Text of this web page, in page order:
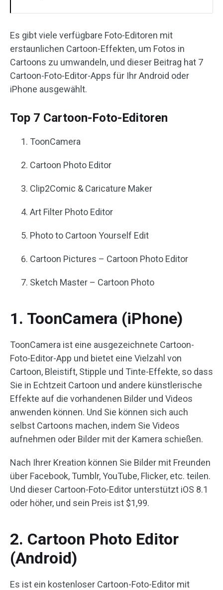
Es gibt viele verfügbare Foto-Editoren mit
erstaunlichen Cartoon-Effekten, um Fotos in
Cartoons zu umwandeln, und dieser Beitrag hat 7
Cartoon-Foto-Editor-Apps für Ihr Android oder
iPhone ausgewählt.
Top 7 Cartoon-Foto-Editoren
ToonCamera
Cartoon Photo Editor
Clip2Comic & Caricature Maker
Art Filter Photo Editor
Photo to Cartoon Yourself Edit
Cartoon Pictures – Cartoon Photo Editor
Sketch Master – Cartoon Photo
1. ToonCamera (iPhone)
ToonCamera ist eine ausgezeichnete Cartoon-
Foto-Editor-App und bietet eine Vielzahl von
Cartoon, Bleistift, Stipple und Tinte-Effekte, so dass
Sie in Echtzeit Cartoon und andere künstlerische
Effekte auf die vorhandenen Bilder und Videos
anwenden können. Und Sie können sich auch
selbst Cartoons machen, indem Sie Videos
aufnehmen oder Bilder mit der Kamera schießen.
Nach Ihrer Kreation können Sie Bilder mit Freunden
über Facebook, Tumblr, YouTube, Flicker, etc. teilen.
Und dieser Cartoon-Foto-Editor unterstützt iOS 8.1
oder höher, und sein Preis ist $1,99.
2. Cartoon Photo Editor
(Android)
Es ist ein kostenloser Cartoon-Foto-Editor mit